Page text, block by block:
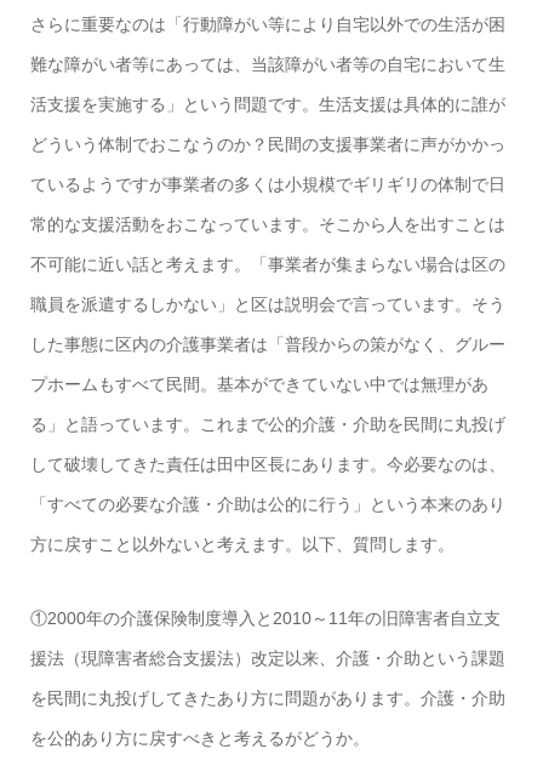
さらに重要なのは「行動障がい等により自宅以外での生活が困
難な障がい者等にあっては、当該障がい者等の自宅において生
活支援を実施する」という問題です。生活支援は具体的に誰が
どういう体制でおこなうのか？民間の支援事業者に声がかかっ
ているようですが事業者の多くは小規模でギリギリの体制で日
常的な支援活動をおこなっています。そこから人を出すことは
不可能に近い話と考えます。「事業者が集まらない場合は区の
職員を派遣するしかない」と区は説明会で言っています。そう
した事態に区内の介護事業者は「普段からの策がなく、グルー
プホームもすべて民間。基本ができていない中では無理があ
る」と語っています。これまで公的介護・介助を民間に丸投げ
して破壊してきた責任は田中区長にあります。今必要なのは、
「すべての必要な介護・介助は公的に行う」という本来のあり
方に戻すこと以外ないと考えます。以下、質問します。
①2000年の介護保険制度導入と2010～11年の旧障害者自立支
援法（現障害者総合支援法）改定以来、介護・介助という課題
を民間に丸投げしてきたあり方に問題があります。介護・介助
を公的あり方に戻すべきと考えるがどうか。